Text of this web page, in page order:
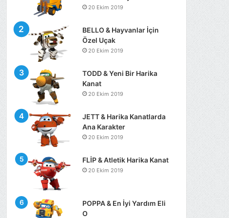
20 Ekim 2019
BELLO & Hayvanlar İçin
Özel Uçak
20 Ekim 2019
TODD & Yeni Bir Harika
Kanat
20 Ekim 2019
JETT & Harika Kanatlarda
Ana Karakter
20 Ekim 2019
FLİP & Atletik Harika Kanat
20 Ekim 2019
POPPA & En İyi Yardım Eli
O